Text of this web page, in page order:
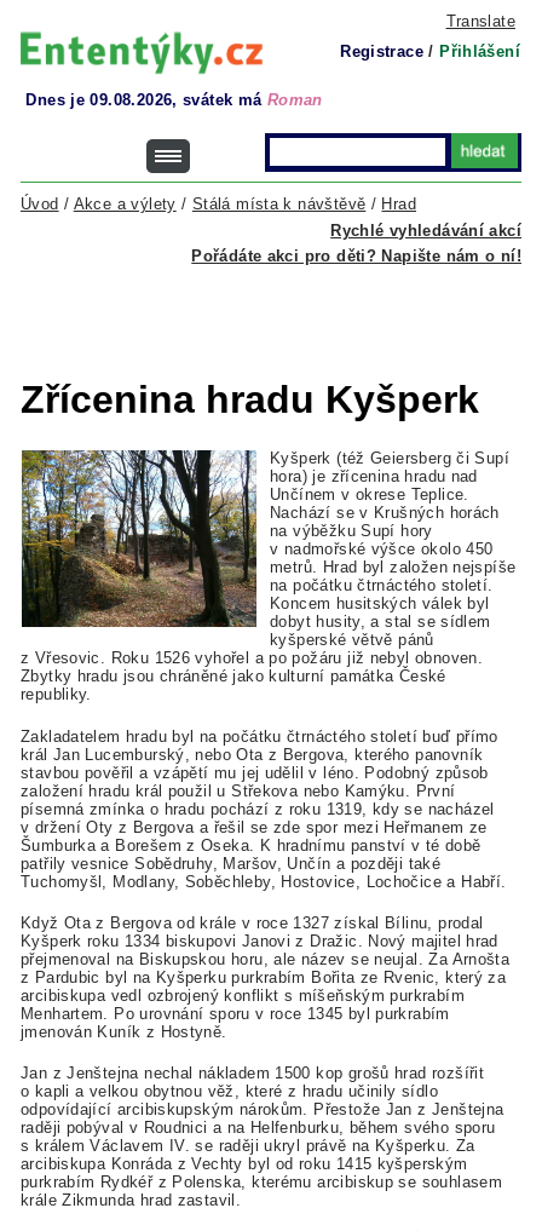
Translate
Registrace / Přihlášení
Dnes je 09.08.2026, svátek má Roman
Rychlé vyhledávání akcí
Úvod / Akce a výlety / Stálá místa k návštěvě / Hrad
Pořádáte akci pro děti? Napište nám o ní!
Zřícenina hradu Kyšperk
Kyšperk (též Geiersberg či Supí
hora) je zřícenina hradu nad
Unčínem v okrese Teplice.
Nachází se v Krušných horách
na výběžku Supí hory
v nadmořské výšce okolo 450
metrů. Hrad byl založen nejspíše
na počátku čtrnáctého století.
Koncem husitských válek byl
dobyt husity, a stal se sídlem
kyšperské větvě pánů
z Vřesovic. Roku 1526 vyhořel a po požáru již nebyl obnoven.
Zbytky hradu jsou chráněné jako kulturní památka České
republiky.
Zakladatelem hradu byl na počátku čtrnáctého století buď přímo
král Jan Lucemburský, nebo Ota z Bergova, kterého panovník
stavbou pověřil a vzápětí mu jej udělil v léno. Podobný způsob
založení hradu král použil u Střekova nebo Kamýku. První
písemná zmínka o hradu pochází z roku 1319, kdy se nacházel
v držení Oty z Bergova a řešil se zde spor mezi Heřmanem ze
Šumburka a Borešem z Oseka. K hradnímu panství v té době
patřily vesnice Sobědruhy, Maršov, Unčín a později také
Tuchomyšl, Modlany, Soběchleby, Hostovice, Lochočice a Habří.
Když Ota z Bergova od krále v roce 1327 získal Bílinu, prodal
Kyšperk roku 1334 biskupovi Janovi z Dražic. Nový majitel hrad
přejmenoval na Biskupskou horu, ale název se neujal. Za Arnošta
z Pardubic byl na Kyšperku purkrabím Bořita ze Rvenic, který za
arcibiskupa vedl ozbrojený konflikt s míšeňským purkrabím
Menhartem. Po urovnání sporu v roce 1345 byl purkrabím
jmenován Kuník z Hostyně.
Jan z Jenštejna nechal nákladem 1500 kop grošů hrad rozšířit
o kapli a velkou obytnou věž, které z hradu učinily sídlo
odpovídající arcibiskupským nárokům. Přestože Jan z Jenštejna
raději pobýval v Roudnici a na Helfenburku, během svého sporu
s králem Václavem IV. se raději ukryl právě na Kyšperku. Za
arcibiskupa Konráda z Vechty byl od roku 1415 kyšperským
purkrabím Rydkéř z Polenska, kterému arcibiskup se souhlasem
krále Zikmunda hrad zastavil.